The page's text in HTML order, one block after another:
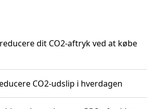
dit CO2-aftryk ved at købe
CO2-udslip i hverdagen